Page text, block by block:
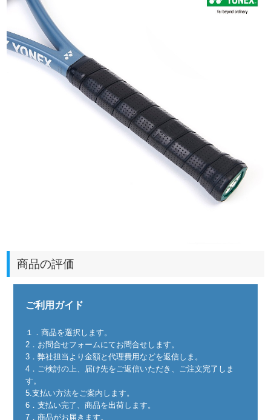
商品の評価
ご利用ガイド
１．商品を選択します。
2．お問合せフォームにてお問合せします。
3．弊社担当より金額と代理費用などを返信しま。
4．ご検討の上、届け先をご返信いただき、ご注文完了しま
す。
5.支払い方法をご案内します。
6．支払い完了、商品を出荷します。
7．商品がお届きます。